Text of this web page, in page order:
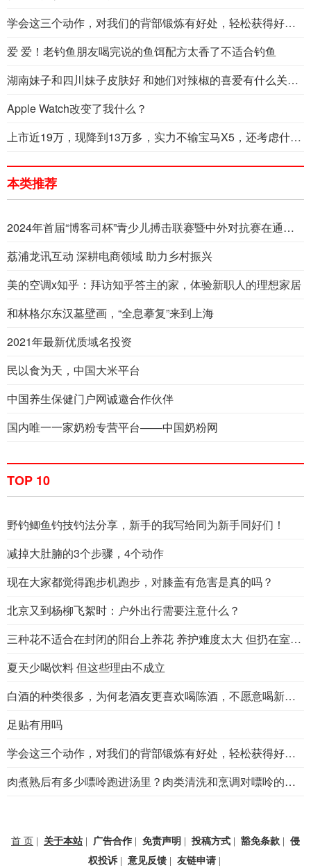
学会这三个动作，对我们的背部锻炼有好处，轻松获得好身体
爱 爱！老钓鱼朋友喝完说的鱼饵配方太香了不适合钓鱼
湖南妹子和四川妹子皮肤好 和她们对辣椒的喜爱有什么关系？
Apple Watch改变了我什么？
上市近19万，现降到13万多，实力不输宝马X5，还考虑什么凯美瑞
本类推荐
2024年首届“博客司杯”青少儿搏击联赛暨中外对抗赛在通辽市顺利举行
荔浦龙讯互动 深耕电商领域 助力乡村振兴
美的空调x知乎：拜访知乎答主的家，体验新职人的理想家居
和林格尔东汉墓壁画，“全息摹复”来到上海
2021年最新优质域名投资
民以食为天，中国大米平台
中国养生保健门户网诚邀合作伙伴
国内唯一一家奶粉专营平台——中国奶粉网
TOP 10
野钓鲫鱼钓技钓法分享，新手的我写给同为新手同好们！
减掉大肚腩的3个步骤，4个动作
现在大家都觉得跑步机跑步，对膝盖有危害是真的吗？
北京又到杨柳飞絮时：户外出行需要注意什么？
三种花不适合在封闭的阳台上养花 养护难度太大 但扔在室外能持久
夏天少喝饮料 但这些理由不成立
白酒的种类很多，为何老酒友更喜欢喝陈酒，不愿意喝新酒？
足贴有用吗
学会这三个动作，对我们的背部锻炼有好处，轻松获得好身体
肉煮熟后有多少嘌呤跑进汤里？肉类清洗和烹调对嘌呤的影响
首 页 | 关于本站 | 广告合作 | 免责声明 | 投稿方式 | 豁免条款 | 侵
权投诉| 意见反馈| 友链申请|